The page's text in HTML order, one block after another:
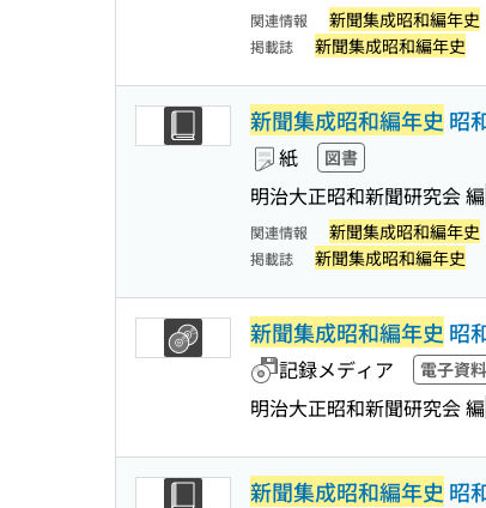
関連情報 新聞集成昭和編年史
掲載誌 新聞集成昭和編年史
新聞集成昭和編年史 昭
紙 図書
明治大正昭和新聞研究会 編
関連情報 新聞集成昭和編年史
掲載誌 新聞集成昭和編年史
新聞集成昭和編年史 昭
記録メディア 電子資料
明治大正昭和新聞研究会 編
新聞集成昭和編年史 昭